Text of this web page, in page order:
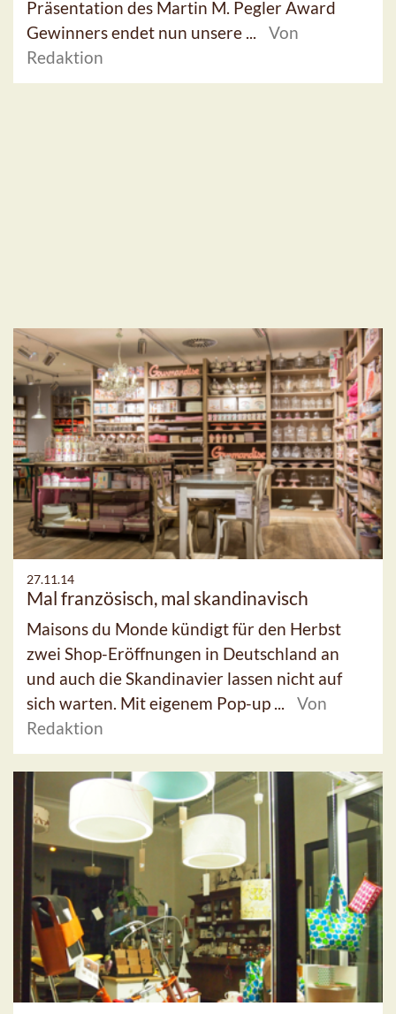
Präsentation des Martin M. Pegler Award
Gewinners endet nun unsere ...
Von
Redaktion
27.11.14
Mal französisch, mal skandinavisch
Maisons du Monde kündigt für den Herbst
zwei Shop-Eröffnungen in Deutschland an
und auch die Skandinavier lassen nicht auf
sich warten. Mit eigenem Pop-up ...
Von
Redaktion